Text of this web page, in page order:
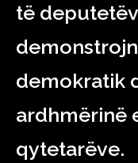
të
demokratik
ardhmërinë
qytetarëve.